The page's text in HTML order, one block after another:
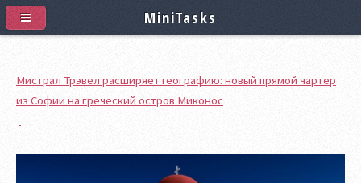
Мистрал Трэвел расширяет географию: новый прямой чартер
из Софии на греческий остров Миконос
MiniTasks